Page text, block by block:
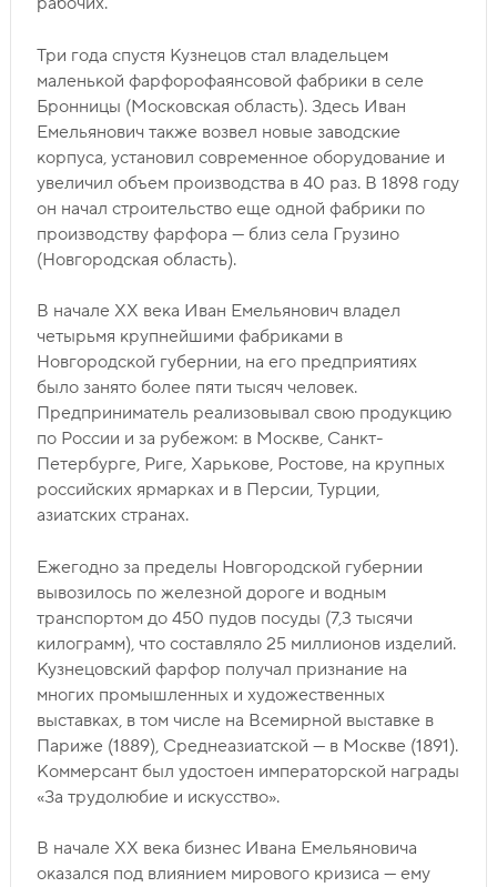
Три года спустя Кузнецов стал владельцем
маленькой фарфорофаянсовой фабрики в селе
Бронницы (Московская область). Здесь Иван
Емельянович также возвел новые заводские
корпуса, установил современное оборудование и
увеличил объем производства в 40 раз. В 1898 году
он начал строительство еще одной фабрики по
производству фарфора — близ села Грузино
(Новгородская область).
В начале ХХ века Иван Емельянович владел
четырьмя крупнейшими фабриками в
Новгородской губернии, на его предприятиях
было занято более пяти тысяч человек.
Предприниматель реализовывал свою продукцию
по России и за рубежом: в Москве, Санкт-
Петербурге, Риге, Харькове, Ростове, на крупных
российских ярмарках и в Персии, Турции,
азиатских странах.
Ежегодно за пределы Новгородской губернии
вывозилось по железной дороге и водным
транспортом до 450 пудов посуды (7,3 тысячи
килограмм), что составляло 25 миллионов изделий.
Кузнецовский фарфор получал признание на
многих промышленных и художественных
выставках, в том числе на Всемирной выставке в
Париже (1889), Среднеазиатской — в Москве (1891).
Коммерсант был удостоен императорской награды
«За трудолюбие и искусство».
В начале ХХ века бизнес Ивана Емельяновича
оказался под влиянием мирового кризиса — ему